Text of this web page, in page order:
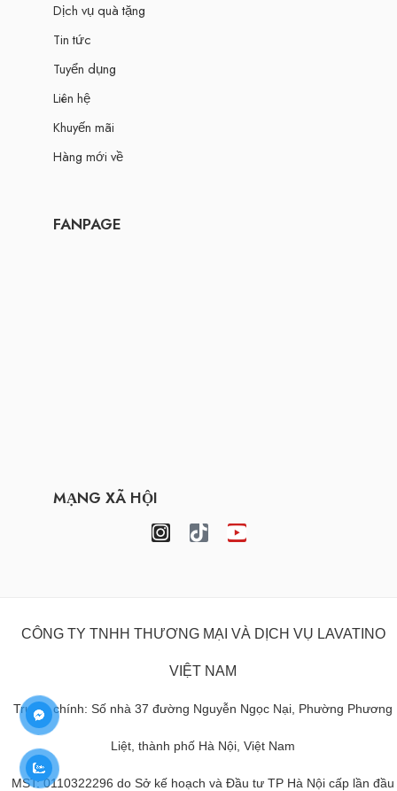
Dịch vụ quà tặng
Tin tức
Tuyển dụng
Liên hệ
Khuyến mãi
Hàng mới về
FANPAGE
MẠNG XÃ HỘI
CÔNG TY TNHH THƯƠNG MẠI VÀ DỊCH VỤ LAVATINO
VIỆT NAM
Trụ sở chính: Số nhà 37 đường Nguyễn Ngọc Nại, Phường Phương
Liệt, thành phố Hà Nội, Việt Nam
MST: 0110322296 do Sở kế hoạch và Đầu tư TP Hà Nội cấp lần đầu